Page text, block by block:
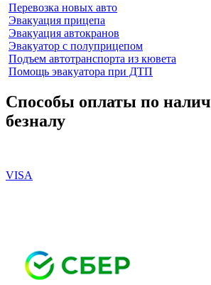
Перевозка новых авто
Эвакуация прицепа
Эвакуация автокранов
Эвакуатор с полуприцепом
Подъем автотранспорта из кювета
Помощь эвакуатора при ДТП
Способы оплаты по
безналу
VISA